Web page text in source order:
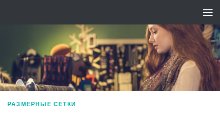
РАЗМЕРНЫЕ СЕТКИ